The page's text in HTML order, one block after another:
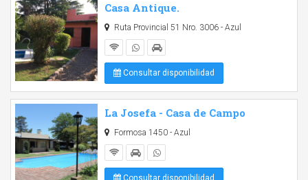
Casa Antique.
Ruta Provincial 51 Nro. 3006 - Azul
Consultar disponibilidad
La Josefa - Casa de Campo
Formosa 1450 - Azul
Consultar disponibilidad